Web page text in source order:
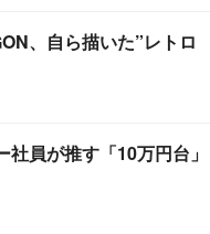
、自ら描いた”レトロ
社員が推す「10万円台」